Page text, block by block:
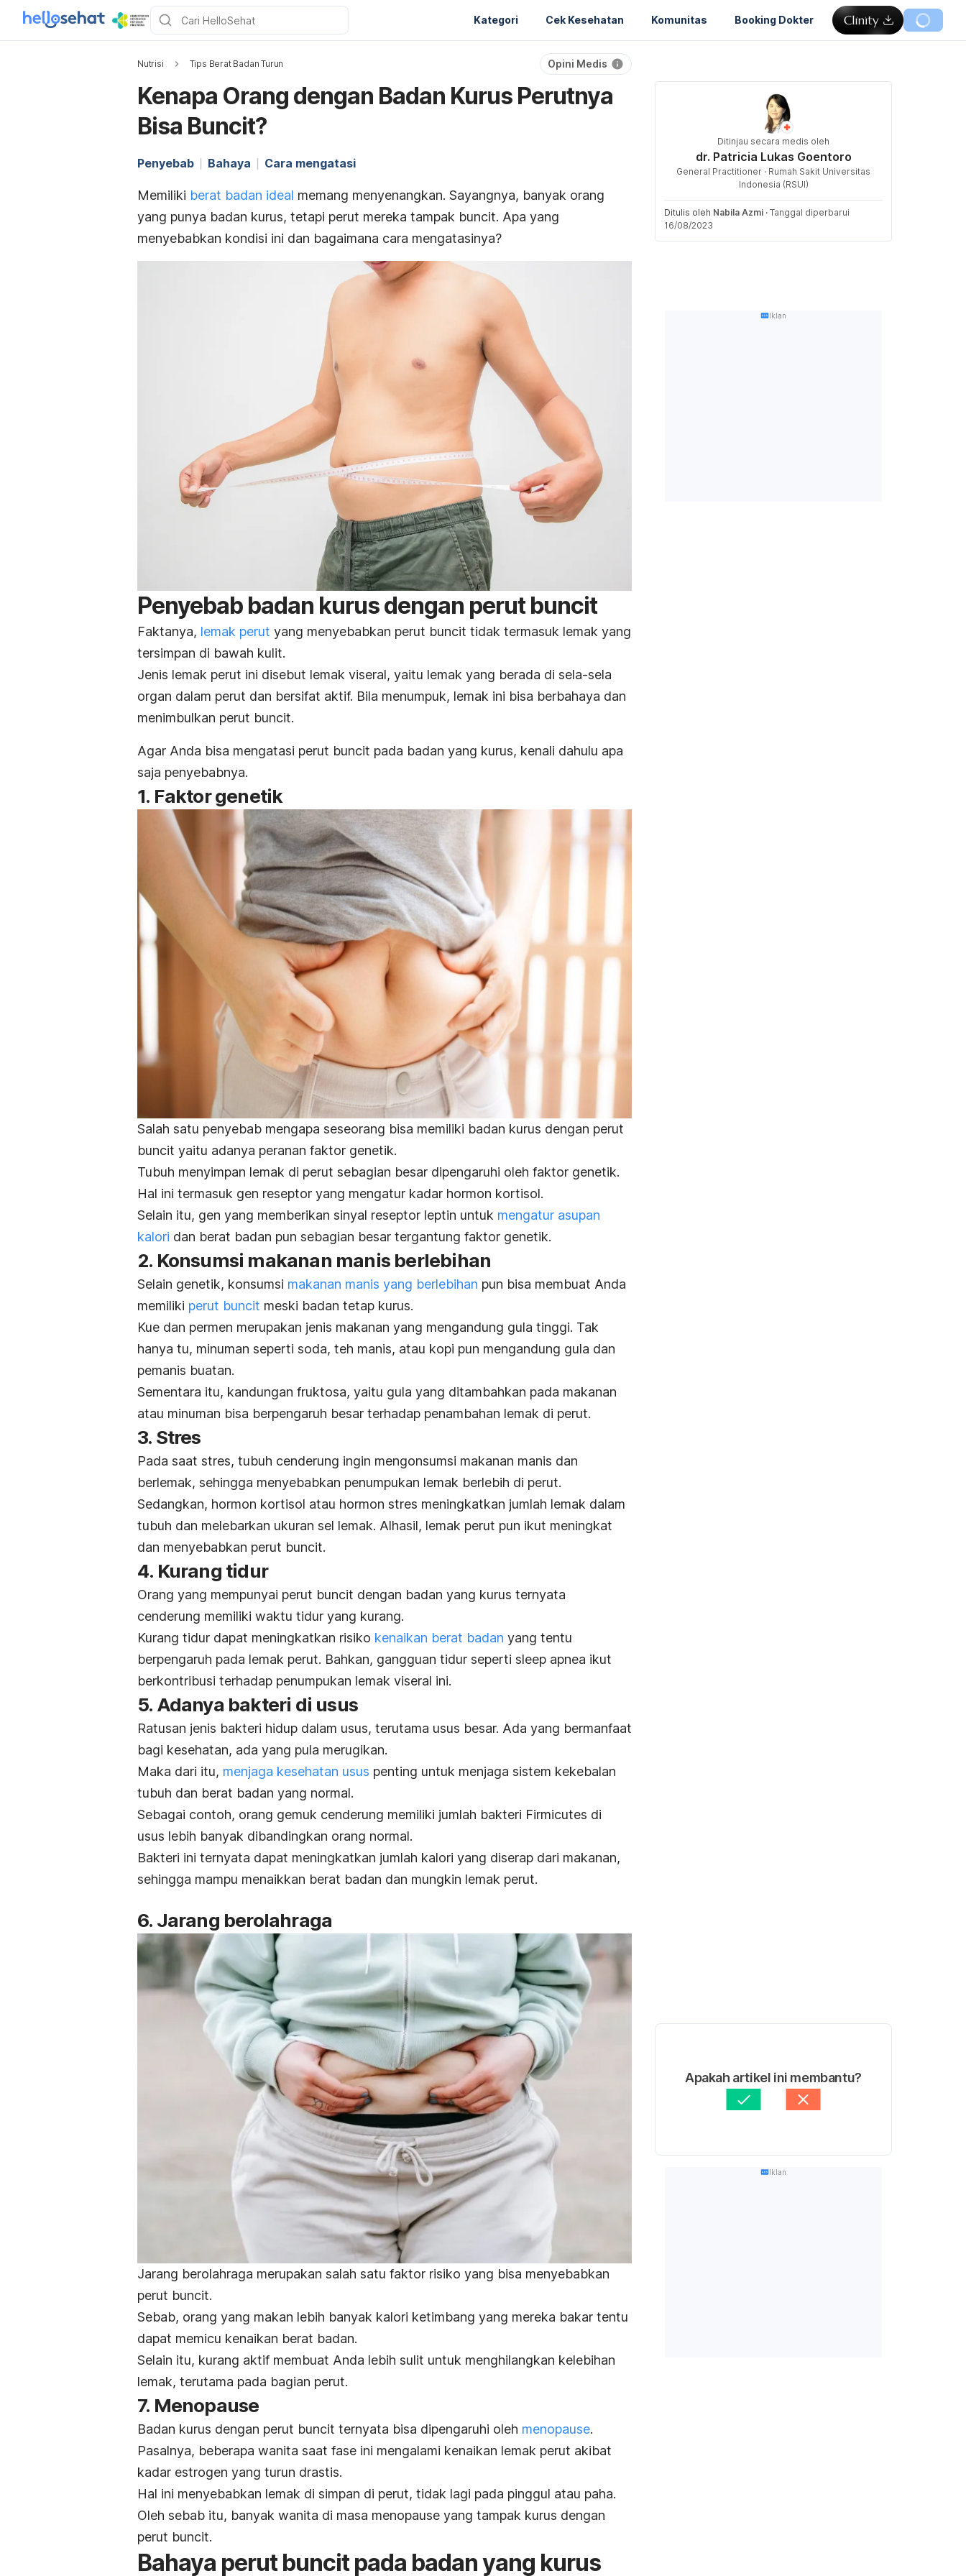
Kategori Cek Kesehatan Komunitas Booking Dokter
Nutrisi Tips Berat Badan Turun Opini Medis
Kenapa Orang dengan Badan Kurus Perutnya
Bisa Buncit?
Penyebab Bahaya Cara mengatasi
Memiliki berat badan ideal memang menyenangkan. Sayangnya, banyak orang
yang punya badan kurus, tetapi perut mereka tampak buncit. Apa yang
menyebabkan kondisi ini dan bagaimana cara mengatasinya?
Penyebab badan kurus dengan perut buncit
Faktanya, lemak perut yang menyebabkan perut buncit tidak termasuk lemak yang
tersimpan di bawah kulit.
Jenis lemak perut ini disebut lemak viseral, yaitu lemak yang berada di sela-sela
organ dalam perut dan bersifat aktif. Bila menumpuk, lemak ini bisa berbahaya dan
menimbulkan perut buncit.
Agar Anda bisa mengatasi perut buncit pada badan yang kurus, kenali dahulu apa
saja penyebabnya.
1. Faktor genetik
Salah satu penyebab mengapa seseorang bisa memiliki badan kurus dengan perut
buncit yaitu adanya peranan faktor genetik.
Tubuh menyimpan lemak di perut sebagian besar dipengaruhi oleh faktor genetik.
Hal ini termasuk gen reseptor yang mengatur kadar hormon kortisol.
Selain itu, gen yang memberikan sinyal reseptor leptin untuk mengatur asupan
kalori dan berat badan pun sebagian besar tergantung faktor genetik.
2. Konsumsi makanan manis berlebihan
Selain genetik, konsumsi makanan manis yang berlebihan pun bisa membuat Anda
memiliki perut buncit meski badan tetap kurus.
Kue dan permen merupakan jenis makanan yang mengandung gula tinggi. Tak
hanya tu, minuman seperti soda, teh manis, atau kopi pun mengandung gula dan
pemanis buatan.
Sementara itu, kandungan fruktosa, yaitu gula yang ditambahkan pada makanan
atau minuman bisa berpengaruh besar terhadap penambahan lemak di perut.
3. Stres
Pada saat stres, tubuh cenderung ingin mengonsumsi makanan manis dan
berlemak, sehingga menyebabkan penumpukan lemak berlebih di perut.
Sedangkan, hormon kortisol atau hormon stres meningkatkan jumlah lemak dalam
tubuh dan melebarkan ukuran sel lemak. Alhasil, lemak perut pun ikut meningkat
dan menyebabkan perut buncit.
4. Kurang tidur
Orang yang mempunyai perut buncit dengan badan yang kurus ternyata
cenderung memiliki waktu tidur yang kurang.
Kurang tidur dapat meningkatkan risiko kenaikan berat badan yang tentu
berpengaruh pada lemak perut. Bahkan, gangguan tidur seperti sleep apnea ikut
berkontribusi terhadap penumpukan lemak viseral ini.
5. Adanya bakteri di usus
Ratusan jenis bakteri hidup dalam usus, terutama usus besar. Ada yang bermanfaat
bagi kesehatan, ada yang pula merugikan.
Maka dari itu, menjaga kesehatan usus penting untuk menjaga sistem kekebalan
tubuh dan berat badan yang normal.
Sebagai contoh, orang gemuk cenderung memiliki jumlah bakteri Firmicutes di
usus lebih banyak dibandingkan orang normal.
Bakteri ini ternyata dapat meningkatkan jumlah kalori yang diserap dari makanan,
sehingga mampu menaikkan berat badan dan mungkin lemak perut.
6. Jarang berolahraga
Jarang berolahraga merupakan salah satu faktor risiko yang bisa menyebabkan
perut buncit.
Sebab, orang yang makan lebih banyak kalori ketimbang yang mereka bakar tentu
dapat memicu kenaikan berat badan.
Selain itu, kurang aktif membuat Anda lebih sulit untuk menghilangkan kelebihan
lemak, terutama pada bagian perut.
7. Menopause
Badan kurus dengan perut buncit ternyata bisa dipengaruhi oleh menopause.
Pasalnya, beberapa wanita saat fase ini mengalami kenaikan lemak perut akibat
kadar estrogen yang turun drastis.
Hal ini menyebabkan lemak di simpan di perut, tidak lagi pada pinggul atau paha.
Oleh sebab itu, banyak wanita di masa menopause yang tampak kurus dengan
perut buncit.
Bahaya perut buncit pada badan yang kurus
Ditinjau secara medis oleh
dr. Patricia Lukas Goentoro
General Practitioner · Rumah Sakit Universitas
Indonesia (RSUI)
Ditulis oleh Nabila Azmi · Tanggal diperbarui
16/08/2023
Iklan
Apakah artikel ini membantu?
Iklan